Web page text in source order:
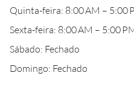
Quinta-feira: 8:00 AM – 5:00
Sexta-feira: 8:00 AM – 5:00
Sábado: Fechado
Domingo: Fechado